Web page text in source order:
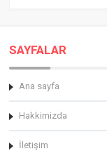
SAYFALAR
Ana sayfa
Hakkimizda
İletişim